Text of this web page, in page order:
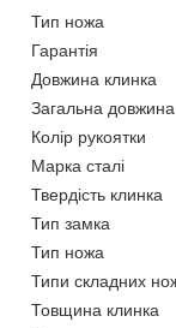
Тип ножа
Гарантія
Довжина клинка
Загальна довжина
Колір рукоятки
Марка сталі
Твердість клинка
Тип замка
Тип ножа
Типи складних
Товщина клинка